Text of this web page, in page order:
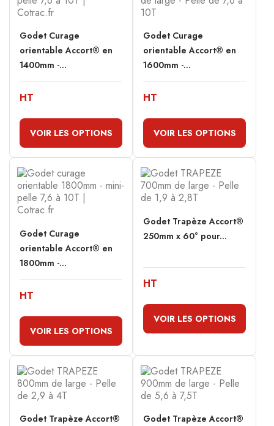
Godet Curage
orientable Accort® en
1400mm -...
HT
VOIR LES OPTIONS
Godet Curage
orientable Accort® en
1600mm -...
HT
VOIR LES OPTIONS
Godet Curage
orientable Accort® en
1800mm -...
HT
VOIR LES OPTIONS
Godet Trapèze Accort®
250mm x 60° pour...
HT
VOIR LES OPTIONS
Godet Trapèze Accort®
Godet Trapèze Accort®